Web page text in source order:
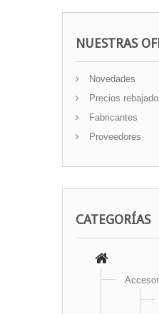
NUESTRAS
Novedades
Precios
Fabricantes
Proveedores
CATEGORÍAS